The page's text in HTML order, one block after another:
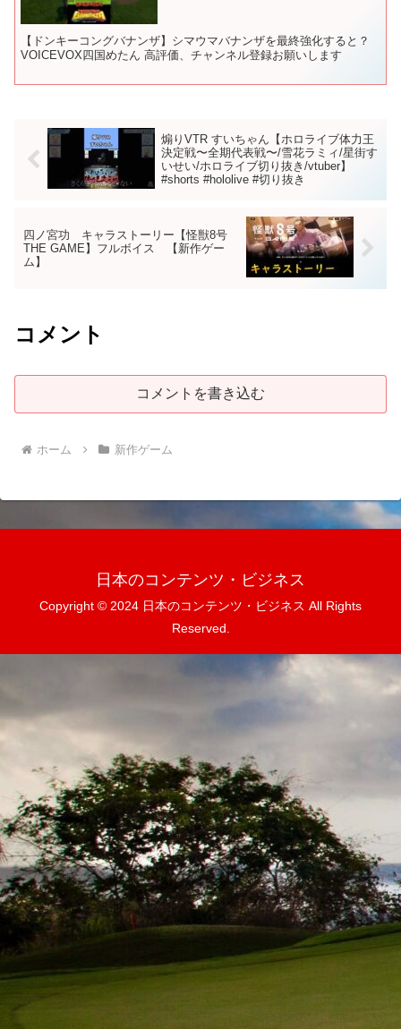
【ドンキーコングバナンザ】シマウマバナンザを最終強化すると？
VOICEVOX四国めたん 高評価、チャンネル登録お願いします
煽りVTR すいちゃん【ホロライブ体力王
決定戦〜全期代表戦〜/雪花ラミィ/星街す
いせい/ホロライブ切り抜き/vtuber】
#shorts #hololive #切り抜き
四ノ宮功 キャラストーリー【怪獣8号
THE GAME】フルボイス 【新作ゲー
ム】
コメント
コメントを書き込む
ホーム 新作ゲーム
日本のコンテンツ・ビジネス
Copyright © 2024 日本のコンテンツ・ビジネス All Rights
Reserved.